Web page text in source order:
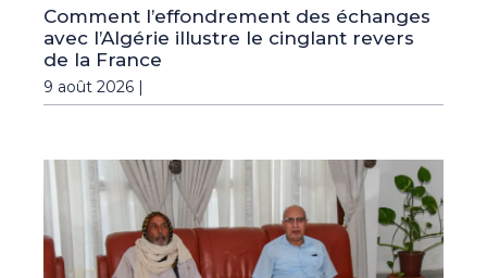
Comment l’effondrement des échanges
avec l’Algérie illustre le cinglant revers
de la France
9 août 2026 |